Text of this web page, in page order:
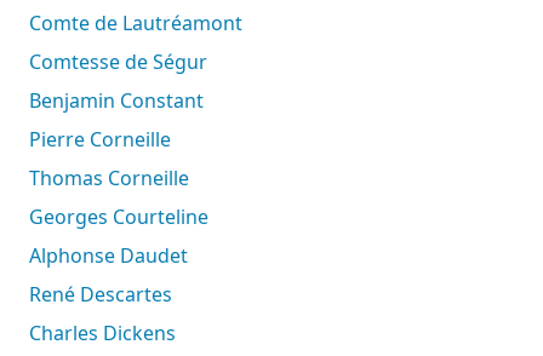
Comte de Lautréamont
Comtesse de Ségur
Benjamin Constant
Pierre Corneille
Thomas Corneille
Georges Courteline
Alphonse Daudet
René Descartes
Charles Dickens